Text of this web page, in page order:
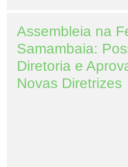
Assembleia na
Samambaia:
Diretoria e
Novas Diretrizes